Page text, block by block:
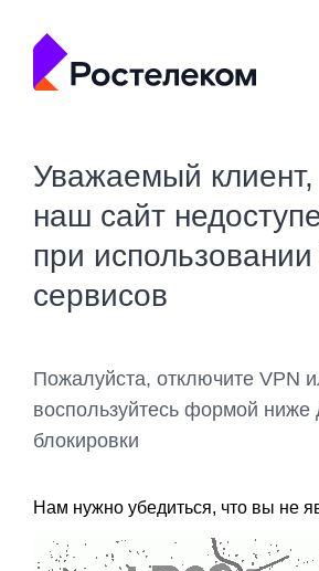
Уважаемый клиент,
наш сайт
при
сервисов
Пожалуйста, отключите VPN
воспользуйтесь формой ниже
блокировки
Нам нужно убедиться, что вы не